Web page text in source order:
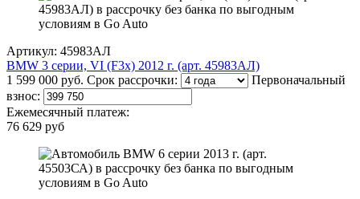
Артикул: 45983АЛ
BMW 3 серии, VI (F3x) 2012 г. (арт. 45983АЛ)
1 599 000 руб. Срок рассрочки:
Первоначальный
взнос:
Ежемесячный платеж:
76 629 руб